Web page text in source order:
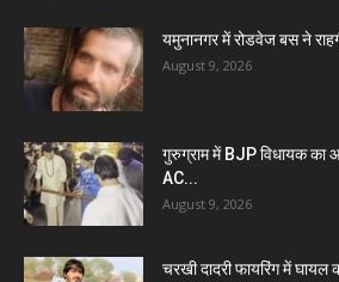
यमुनानगर में रोडवेज बस ने
August 9, 2026
गुरुग्राम में BJP विधायक का
AC...
August 9, 2026
चरखी दादरी फायरिंग में घायल